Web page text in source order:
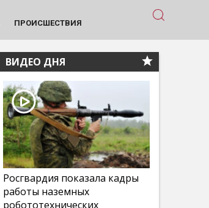
ПРОИСШЕСТВИЯ
ВИДЕО ДНЯ
Росгвардия показала кадры
работы наземных
робототехнических